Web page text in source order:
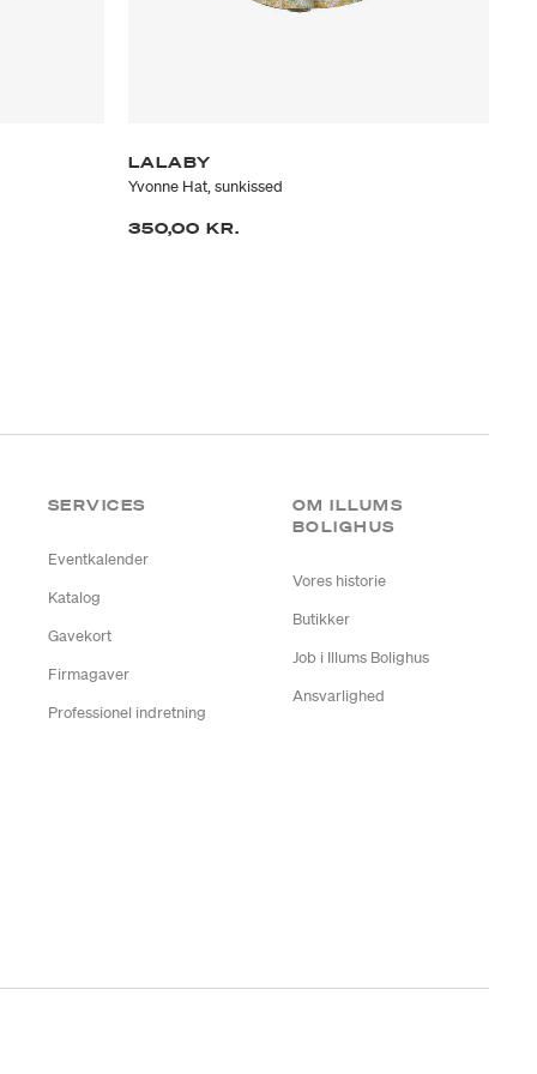
LALABY
Yvonne Hat, sunkissed
350,00 KR.
SERVICES
Eventkalender
Katalog
Gavekort
Firmagaver
Professionel indretning
OM ILLUMS
BOLIGHUS
Vores historie
Butikker
Job i Illums Bolighus
Ansvarlighed